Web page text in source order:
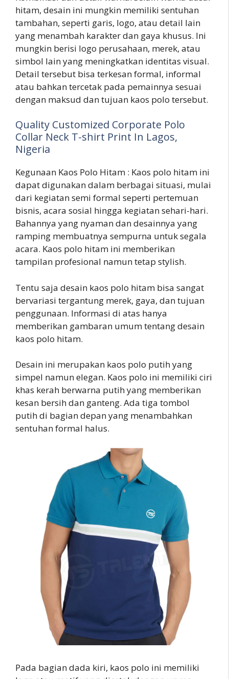
hitam, desain ini mungkin memiliki sentuhan
tambahan, seperti garis, logo, atau detail lain
yang menambah karakter dan gaya khusus. Ini
mungkin berisi logo perusahaan, merek, atau
simbol lain yang meningkatkan identitas visual.
Detail tersebut bisa terkesan formal, informal
atau bahkan tercetak pada pemainnya sesuai
dengan maksud dan tujuan kaos polo tersebut.
Quality Customized Corporate Polo
Collar Neck T-shirt Print In Lagos,
Nigeria
Kegunaan Kaos Polo Hitam : Kaos polo hitam ini
dapat digunakan dalam berbagai situasi, mulai
dari kegiatan semi formal seperti pertemuan
bisnis, acara sosial hingga kegiatan sehari-hari.
Bahannya yang nyaman dan desainnya yang
ramping membuatnya sempurna untuk segala
acara. Kaos polo hitam ini memberikan
tampilan profesional namun tetap stylish.
Tentu saja desain kaos polo hitam bisa sangat
bervariasi tergantung merek, gaya, dan tujuan
penggunaan. Informasi di atas hanya
memberikan gambaran umum tentang desain
kaos polo hitam.
Desain ini merupakan kaos polo putih yang
simpel namun elegan. Kaos polo ini memiliki ciri
khas kerah berwarna putih yang memberikan
kesan bersih dan ganteng. Ada tiga tombol
putih di bagian depan yang menambahkan
sentuhan formal halus.
Pada bagian dada kiri, kaos polo ini memiliki